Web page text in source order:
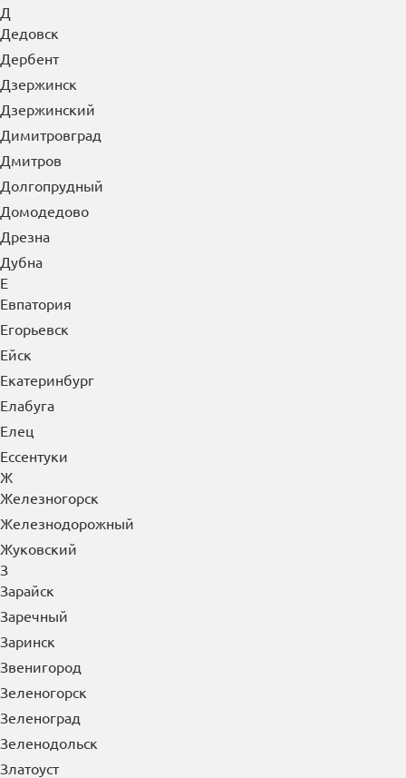
Д
Дедовск
Дербент
Дзержинск
Дзержинский
Димитровград
Дмитров
Долгопрудный
Домодедово
Дрезна
Дубна
Е
Евпатория
Егорьевск
Ейск
Екатеринбург
Елабуга
Елец
Ессентуки
Ж
Железногорск
Железнодорожный
Жуковский
З
Зарайск
Заречный
Заринск
Звенигород
Зеленогорск
Зеленоград
Зеленодольск
Златоуст